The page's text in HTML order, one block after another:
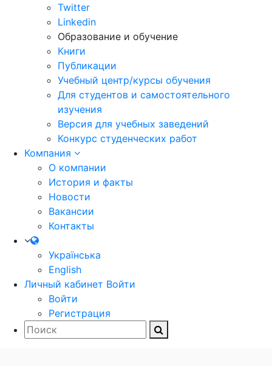
Twitter
Linkedin
Образование и обучение
Книги
Публикации
Учебный центр/курсы обучения
Для студентов и самостоятельного
изучения
Версия для учебных заведений
Конкурс студенческих работ
Компания
О компании
История и факты
Новости
Вакансии
Контакты
Українська
English
Личный кабинет Войти
Войти
Регистрация